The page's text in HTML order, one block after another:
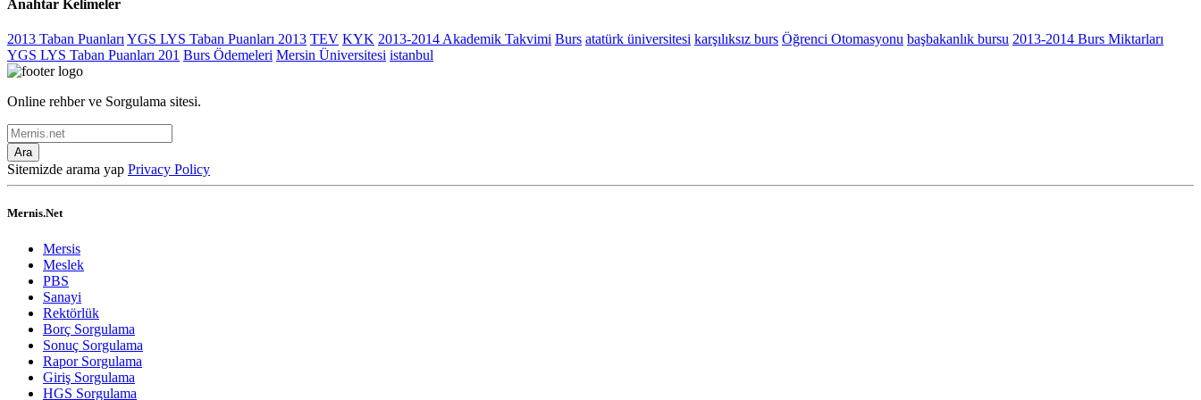
Anahtar Kelimeler
2013 Taban Puanları YGS LYS Taban Puanları 2013 TEV KYK 2013-2014 Akademik Takvimi Burs atatürk üniversitesi karşılıksız burs Öğrenci Otomasyonu başbakanlık bursu 2013-2014 Burs Miktarları
YGS LYS Taban Puanları 201 Burs Ödemeleri Mersin Üniversitesi istanbul
Online rehber ve Sorgulama sitesi.
Ara
Sitemizde arama yap Privacy Policy
Mernis.Net
Mersis
Meslek
PBS
Sanayi
Rektörlük
Borç Sorgulama
Sonuç Sorgulama
Rapor Sorgulama
Giriş Sorgulama
HGS Sorgulama